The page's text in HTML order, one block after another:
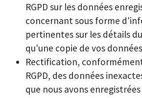
RGPD sur les données
concernant sous forme
pertinentes sur les détails
qu'une copie de vos
Rectification,
RGPD, des données
que nous avons enregistrées